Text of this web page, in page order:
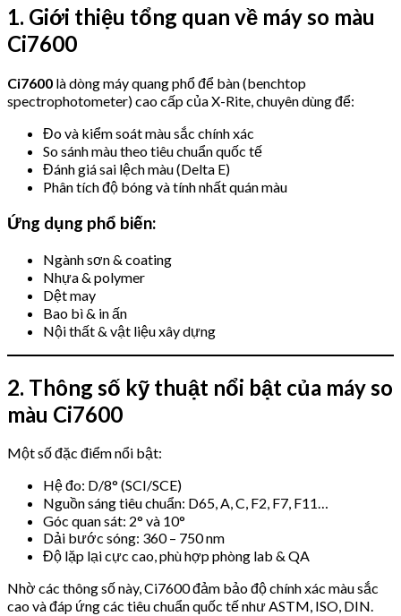
1. Giới thiệu tổng quan về máy so màu
Ci7600
Ci7600 là dòng máy quang phổ để bàn (benchtop
spectrophotometer) cao cấp của X-Rite, chuyên dùng để:
Đo và kiểm soát màu sắc chính xác
So sánh màu theo tiêu chuẩn quốc tế
Đánh giá sai lệch màu (Delta E)
Phân tích độ bóng và tính nhất quán màu
Ứng dụng phổ biến:
Ngành sơn & coating
Nhựa & polymer
Dệt may
Bao bì & in ấn
Nội thất & vật liệu xây dựng
2. Thông số kỹ thuật nổi bật của máy so
màu Ci7600
Một số đặc điểm nổi bật:
Hệ đo: D/8° (SCI/SCE)
Nguồn sáng tiêu chuẩn: D65, A, C, F2, F7, F11…
Góc quan sát: 2° và 10°
Dải bước sóng: 360 – 750 nm
Độ lặp lại cực cao, phù hợp phòng lab & QA
Nhờ các thông số này, Ci7600 đảm bảo độ chính xác màu sắc
cao và đáp ứng các tiêu chuẩn quốc tế như ASTM, ISO, DIN.